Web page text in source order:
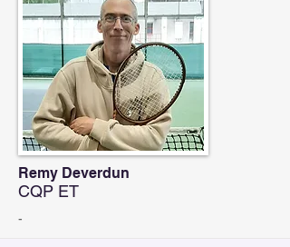
Remy Deverdun
CQP ET
-